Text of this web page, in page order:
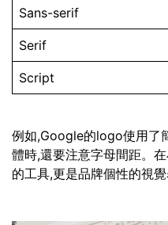
Sans-serif
Serif
Script
例如,Google的logo使用了
體時,還要注意字母間距。
的工具,更是品牌個性的視